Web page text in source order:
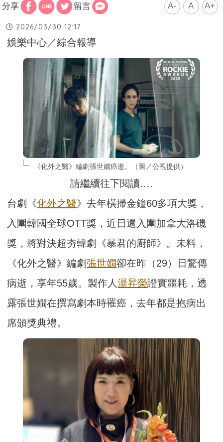
分享 留言 A- A A+
2026/03/30 12:17
娛樂中心／綜合報導
《化外之醫》編劇張世嫺癌逝。（圖／公視提供）
請繼續往下閱讀….
台劇《化外之醫》去年橫掃金鐘60多項大獎，
入圍韓國全球OTT獎，近日還入圍加拿大洛磯
獎，將對決超夯韓劇《暴君的廚師》。未料，
《化外之醫》編劇張世嫺卻在昨（29）日驚傳
病逝，享年55歲。製作人湯昇榮證實噩耗，透
露張世嫺在撰寫劇本時罹癌，去年都是抱病出
席頒獎典禮。